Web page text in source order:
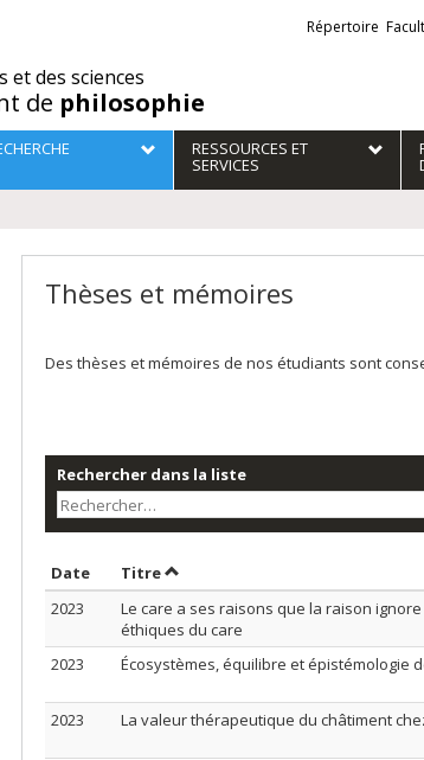
et des sciences
de philosophie
Liens
externes
Répertoire
RESSOURCES ET
SERVICES
Thèses et mémoires
Des thèses et mémoires de nos étudiants sont
Rechercher dans la liste
Date Trier par date en ordre croissant
TitreTrier par titre en ordre croissant
2023
Le care a ses raisons que la raison
éthiques du care
2023
Écosystèmes, équilibre et épistémologie
2023 La valeur thérapeutique du châtiment